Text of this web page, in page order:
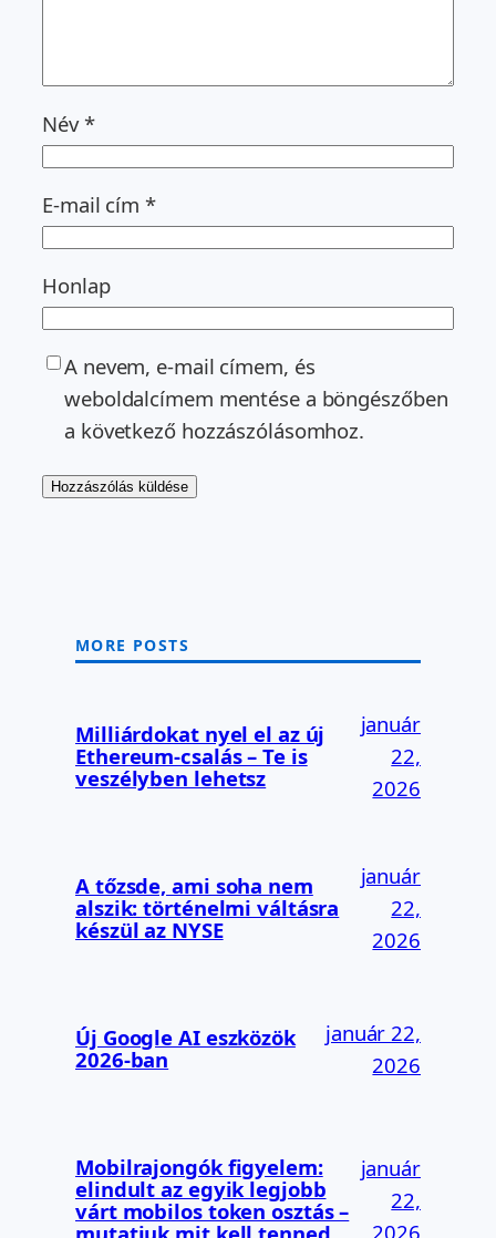
Név*
E-mail cím *
Honlap
A nevem, e-mail címem, és
weboldalcímem mentése a böngészőben
a következő hozzászólásomhoz.
MORE POSTS
Milliárdokat nyel el az új
Ethereum-csalás – Te is
veszélyben lehetsz
január
22,
2026
A tőzsde, ami soha nem
alszik: történelmi váltásra
készül az NYSE
január
22,
2026
Új Google AI eszközök
2026-ban
január 22,
2026
Mobilrajongók figyelem:
elindult az egyik legjobb
várt mobilos token osztás –
január
22,
2026